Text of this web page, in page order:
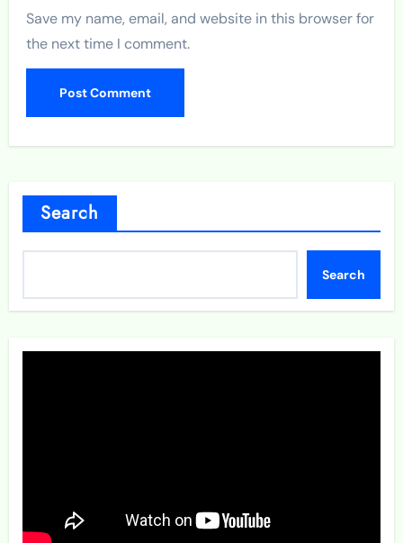
Save my name, email, and website in this browser for
the next time I comment.
Search
Search